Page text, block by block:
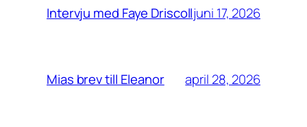
Intervju med Faye Driscolljuni 17, 2026
Mias brev till Eleanor april 28, 2026